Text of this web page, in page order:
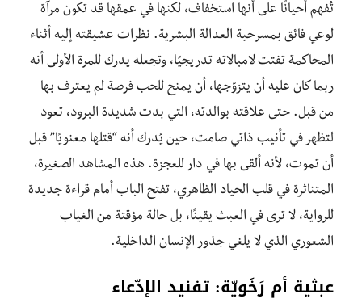
تُفهم أحيانًا على أنها استخفاف، لكنها في عمقها قد تكون مرآة
لوعي فائق بمسرحية العدالة البشرية. نظرات عشيقته إليه أثناء
المحاكمة تفتت لامبالاته تدريجيًا، وتجعله يدرك للمرة الأولى أنه
ربما كان عليه أن يتزوّجها، أن يمنح للحب فرصة لم يعترف بها
من قبل. حتى علاقته بوالدته، التي بدت شديدة البرود، تعود
لتظهر في تأنيب ذاتي صامت، حين يُدرك أنه “قتلها معنويًا” قبل
أن تموت، لأنه ألقى بها في دار للعجزة. هذه المشاهد الصغيرة،
المتناثرة في قلب الحياد الظاهري، تفتح الباب أمام قراءة جديدة
للرواية، لا ترى في العبث يقينًا، بل حالة مؤقتة من الغياب
الشعوري الذي لا يلغي جذور الإنسان الداخلية.
عبثية أم رَخَويّة: تفنيد الإدّعاء